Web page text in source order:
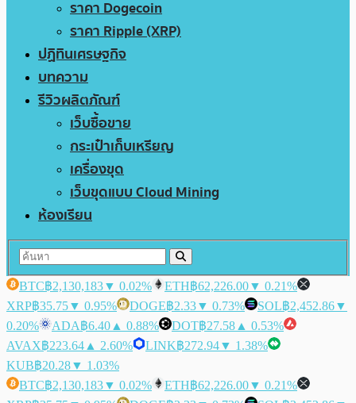
ราคา Dogecoin
ราคา Ripple (XRP)
ปฏิทินเศรษฐกิจ
บทความ
รีวิวผลิตภัณฑ์
เว็บซื้อขาย
กระเป๋าเก็บเหรียญ
เครื่องขุด
เว็บขุดแบบ Cloud Mining
ห้องเรียน
BTC฿2,130,183▼ 0.02% ETH฿62,226.00▼ 0.21%
XRP฿35.75▼ 0.95% DOGE฿2.33▼ 0.73% SOL฿2,452.86▼
0.20%
ADA฿6.40 ▲ 0.88% DOT฿27.58 ▲ 0.53%
AVAX฿223.64 ▲ 2.60% LINK฿272.94▼ 1.38%
KUB฿20.28▼ 1.03%
BTC฿2,130,183▼ 0.02% ETH฿62,226.00▼ 0.21%